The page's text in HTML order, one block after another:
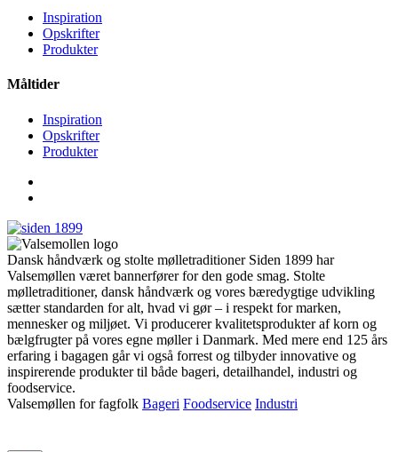
Inspiration
Opskrifter
Produkter
Måltider
Inspiration
Opskrifter
Produkter
Dansk håndværk og stolte mølletraditioner Siden 1899 har
Valsemøllen været bannerfører for den gode smag. Stolte
mølletraditioner, dansk håndværk og vores bæredygtige udvikling
sætter standarden for alt, hvad vi gør – i respekt for marken,
mennesker og miljøet. Vi producerer kvalitetsprodukter af korn og
bælgfrugter på vores egne møller i Danmark. Med mere end 125 års
erfaring i bagagen går vi også forrest og tilbyder innovative og
inspirerende produkter til både bageri, detailhandel, industri og
foodservice.
Valsemøllen for fagfolk Bageri Foodservice Industri